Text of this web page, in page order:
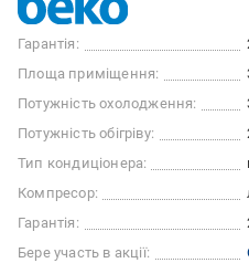
Гарантія:
Площа приміщення:
Потужність охолодження:
Потужність обігріву:
Тип кондиціонера:
Компресор:
Гарантія:
Бере участь в акції: